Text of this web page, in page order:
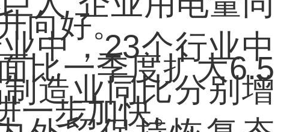
向好。
，23个行业中
比一季度扩大6.5
造业同比分别增
一步加快。